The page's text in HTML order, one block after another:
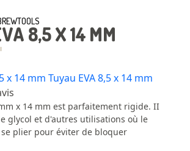
8,5 X 14 MM
x 14 mm est parfaitement rigide. II
glycol et d'autres utilisations où le
plier pour éviter de bloquer